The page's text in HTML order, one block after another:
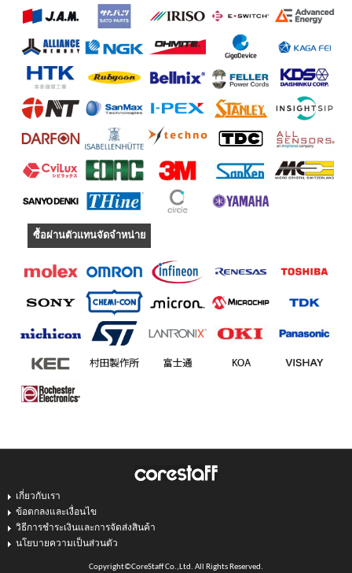
ซื้อผ่านตัวแทนจัดจำหน่าย
เกี่ยวกับเรา
ข้อตกลงและเงื่อนไข
วิธีการชำระเงินและการจัดส่งสินค้า
นโยบายความเป็นส่วนตัว
Copyright©CoreStaff Co.,Ltd. All Rights Reserved.